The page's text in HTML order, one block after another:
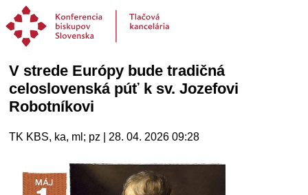
V strede Európy bude tradičná
celoslovenská púť k sv. Jozefovi
Robotníkovi
TK KBS, ka, ml; pz | 28. 04. 2026 09:28